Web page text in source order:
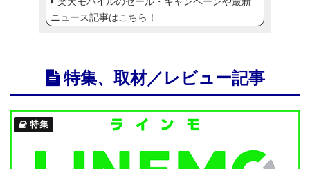
ニュース記事はこちら！
特集、取材／レビュー記事
特集